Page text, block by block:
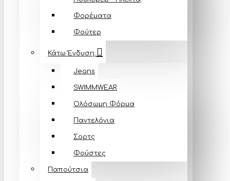
Φορέματα
Φούτερ
Κάτω Ένδυση
Jeans
SWIMMWEAR
Ολόσωμη Φόρμα
Παντελόνια
Σορτς
Φούστες
Παπούτσια